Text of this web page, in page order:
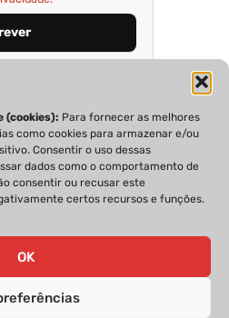
(cookies): Para fornecer as melhores
como cookies para armazenar e/ou
Consentir o uso dessas
dados como o comportamento de
consentir ou recusar este
certos recursos e funções.
OK
ESTATUTO EDITORIAL